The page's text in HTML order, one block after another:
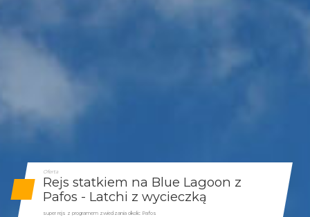
Oferta
Rejs statkiem na Blue Lagoon z
Pafos - Latchi z wycieczką
super rejs z programem zwiedzania okolic Pafos